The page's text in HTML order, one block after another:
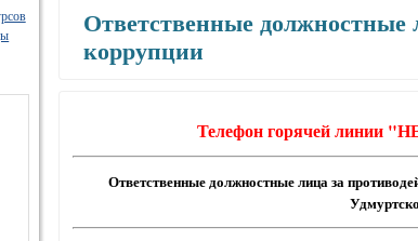
Ответственные должностные
коррупции
Телефон горячей линии
Ответственные должностные лица за